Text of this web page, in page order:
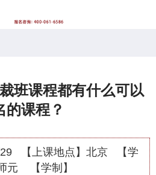
班课程都有什么可以
的课程？
【上课地点】 北京
【学
元 【学制】